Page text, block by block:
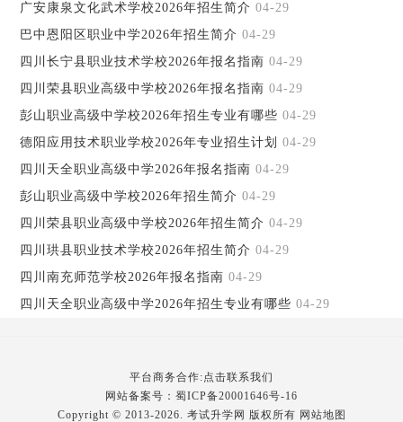
广安康泉文化武术学校2026年招生简介 04-29
巴中恩阳区职业中学2026年招生简介 04-29
四川长宁县职业技术学校2026年报名指南 04-29
四川荣县职业高级中学校2026年报名指南 04-29
彭山职业高级中学校2026年招生专业有哪些 04-29
德阳应用技术职业学校2026年专业招生计划
04-29
四川天全职业高级中学2026年报名指南 04-29
彭山职业高级中学校2026年招生简介 04-29
四川荣县职业高级中学校2026年招生简介 04-29
四川珙县职业技术学校2026年招生简介 04-29
四川南充师范学校2026年报名指南 04-29
四川天全职业高级中学2026年招生专业有哪些 04-29
平台商务合作:点击联系我们
网站备案号： 蜀ICP备20001646号-16
Copyright © 2013-2026. 考试升学网 版权所有 网站地图